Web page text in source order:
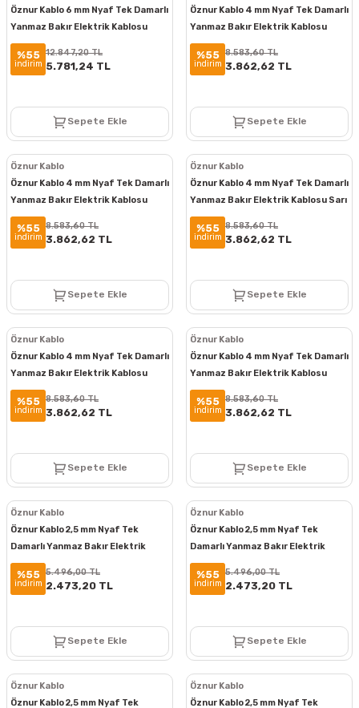
Öznur Kablo 6 mm Nyaf Tek Damarlı
Yanmaz Bakır Elektrik Kablosu
Siyah 100 Metre
%55
indirim
12.847,20 TL
5.781,24 TL
Sepete Ekle
Öznur Kablo 4 mm Nyaf Tek Damarlı
Yanmaz Bakır Elektrik Kablosu
Mavi 100 Metre
%55
indirim
8.583,60 TL
3.862,62 TL
Sepete Ekle
Öznur Kablo
Öznur Kablo 4 mm Nyaf Tek Damarlı
Yanmaz Bakır Elektrik Kablosu
Kırmızı 100 Metre
%55
indirim
8.583,60 TL
3.862,62 TL
Sepete Ekle
Öznur Kablo
Öznur Kablo 4 mm Nyaf Tek Damarlı
Yanmaz Bakır Elektrik Kablosu Sarı
Yeşil 100 Metre
%55
indirim
8.583,60 TL
3.862,62 TL
Sepete Ekle
Öznur Kablo
Öznur Kablo 4 mm Nyaf Tek Damarlı
Yanmaz Bakır Elektrik Kablosu
Kahverengi 100 Metre
%55
indirim
8.583,60 TL
3.862,62 TL
Sepete Ekle
Öznur Kablo
Öznur Kablo 4 mm Nyaf Tek Damarlı
Yanmaz Bakır Elektrik Kablosu
Siyah 100 Metre
%55
indirim
8.583,60 TL
3.862,62 TL
Sepete Ekle
Öznur Kablo
Öznur Kablo 2,5 mm Nyaf Tek
Damarlı Yanmaz Bakır Elektrik
Kablosu Mavi 100 Metre
%55
indirim
5.496,00 TL
2.473,20 TL
Sepete Ekle
Öznur Kablo
Öznur Kablo 2,5 mm Nyaf Tek
Damarlı Yanmaz Bakır Elektrik
Kablosu Kırmızı 100 Metre
%55
indirim
5.496,00 TL
2.473,20 TL
Sepete Ekle
Öznur Kablo
Öznur Kablo 2,5 mm Nyaf Tek
Öznur Kablo
Öznur Kablo 2,5 mm Nyaf Tek